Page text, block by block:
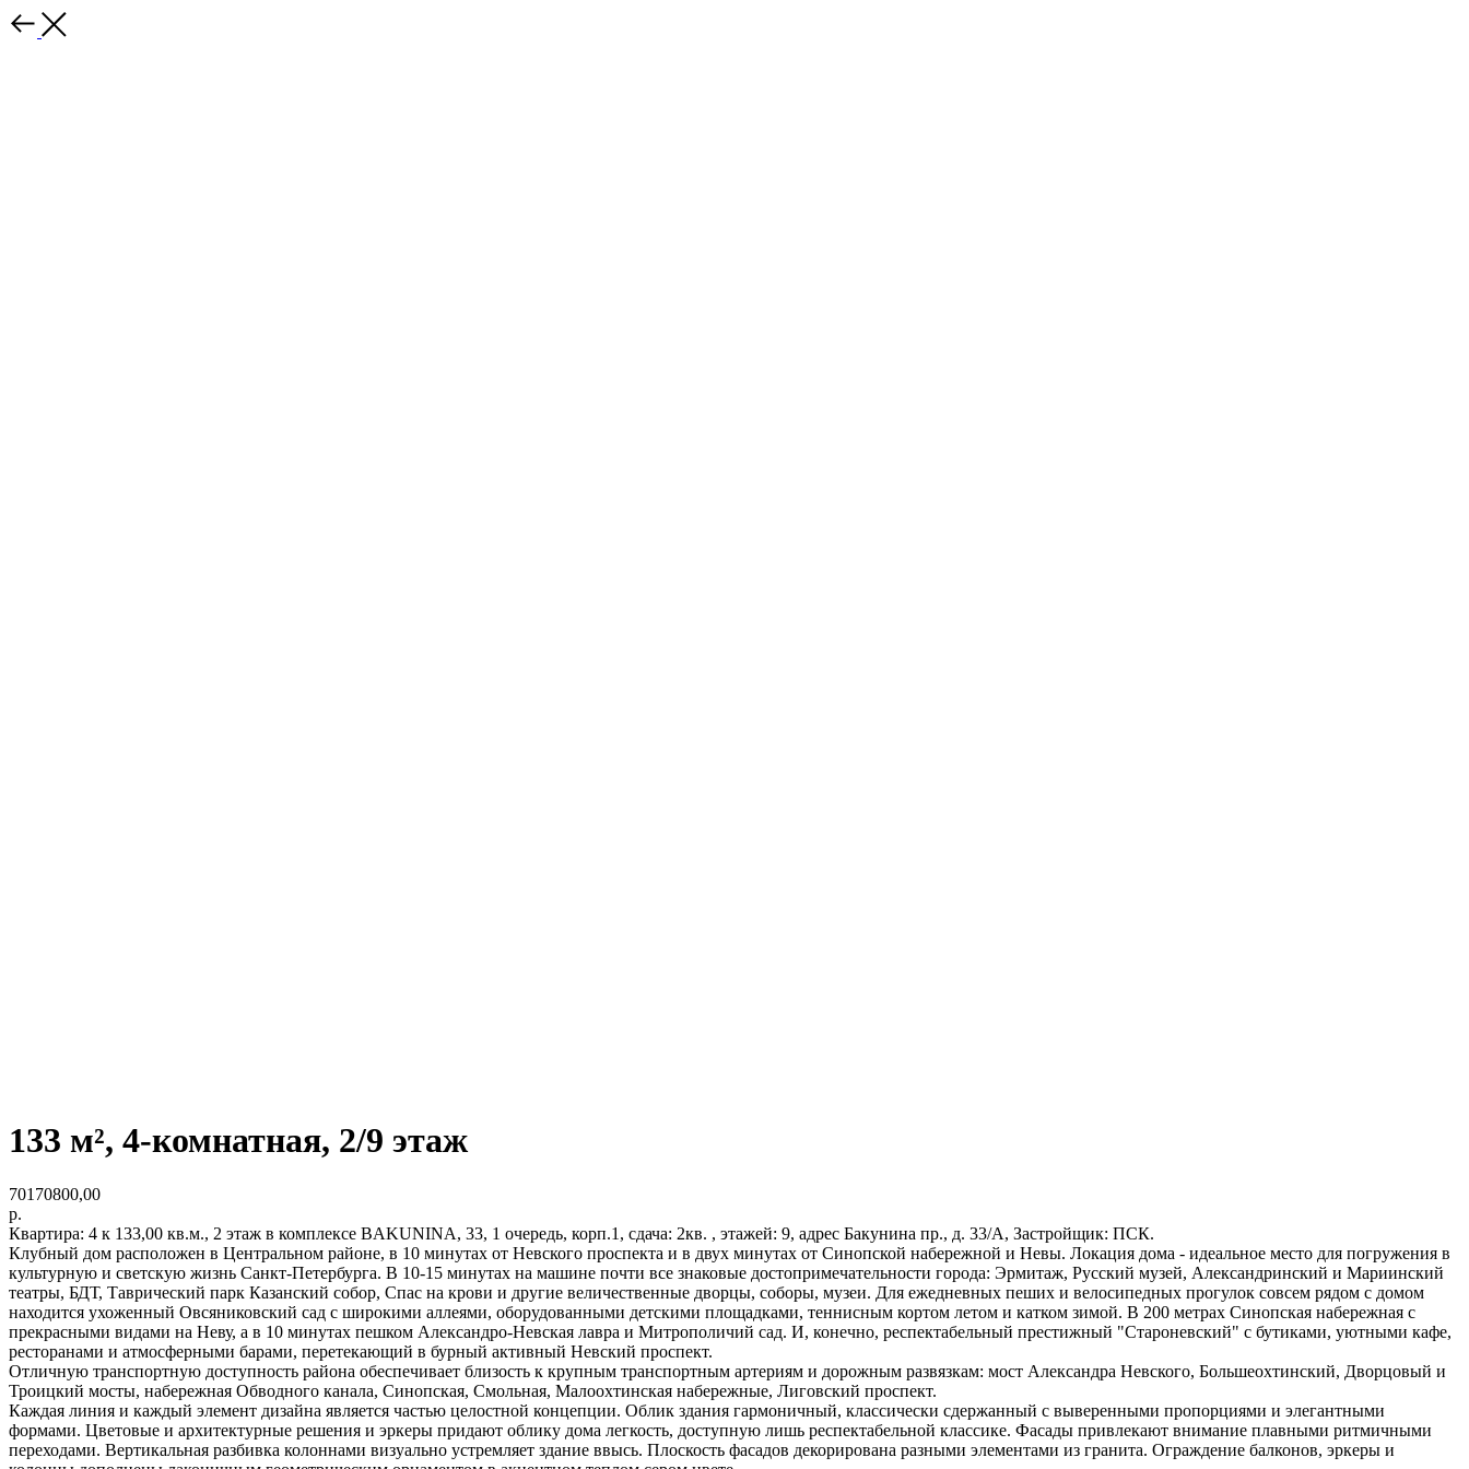
133 м², 4-комнатная, 2/9 этаж
70170800,00
р.
Квартира: 4 к 133,00 кв.м., 2 этаж в комплексе BAKUNINA, 33, 1 очередь, корп.1, сдача: 2кв. , этажей: 9, адрес Бакунина пр., д. 33/А, Застройщик: ПСК.
Клубный дом расположен в Центральном районе, в 10 минутах от Невского проспекта и в двух минутах от Синопской набережной и Невы. Локация дома - идеальное место для погружения в
культурную и светскую жизнь Санкт-Петербурга. В 10-15 минутах на машине почти все знаковые достопримечательности города: Эрмитаж, Русский музей, Александринский и Мариинский
театры, БДТ, Таврический парк Казанский собор, Спас на крови и другие величественные дворцы, соборы, музеи. Для ежедневных пеших и велосипедных прогулок совсем рядом с домом
находится ухоженный Овсяниковский сад с широкими аллеями, оборудованными детскими площадками, теннисным кортом летом и катком зимой. В 200 метрах Синопская набережная с
прекрасными видами на Неву, а в 10 минутах пешком Александро-Невская лавра и Митрополичий сад. И, конечно, респектабельный престижный "Староневский" с бутиками, уютными кафе,
ресторанами и атмосферными барами, перетекающий в бурный активный Невский проспект.
Отличную транспортную доступность района обеспечивает близость к крупным транспортным артериям и дорожным развязкам: мост Александра Невского, Большеохтинский, Дворцовый и
Троицкий мосты, набережная Обводного канала, Синопская, Смольная, Малоохтинская набережные, Лиговский проспект.
Каждая линия и каждый элемент дизайна является частью целостной концепции. Облик здания гармоничный, классически сдержанный с выверенными пропорциями и элегантными
формами. Цветовые и архитектурные решения и эркеры придают облику дома легкость, доступную лишь респектабельной классике. Фасады привлекают внимание плавными ритмичными
переходами. Вертикальная разбивка колоннами визуально устремляет здание ввысь. Плоскость фасадов декорирована разными элементами из гранита. Ограждение балконов, эркеры и